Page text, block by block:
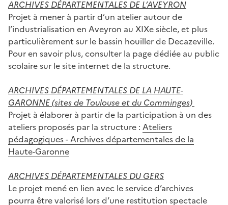
ARCHIVES DÉPARTEMENTALES DE L’AVEYRON
Projet à mener à partir d’un atelier autour de
l’industrialisation en Aveyron au XIXe siècle, et plus
particulièrement sur le bassin houiller de Decazeville.
Pour en savoir plus, consulter la page dédiée au public
scolaire sur le site internet de la structure.
ARCHIVES DÉPARTEMENTALES DE LA HAUTE-
GARONNE (sites de Toulouse et du Comminges)
Projet à élaborer à partir de la participation à un des
ateliers proposés par la structure : Ateliers
pédagogiques - Archives départementales de la
Haute-Garonne
ARCHIVES DÉPARTEMENTALES DU GERS
Le projet mené en lien avec le service d’archives
pourra être valorisé lors d’une restitution spectacle